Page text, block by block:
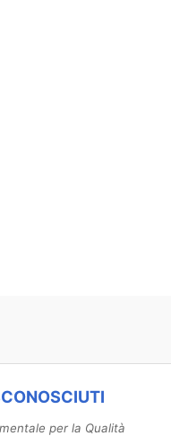
per la Qualità